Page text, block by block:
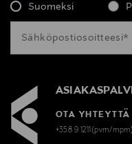
Suomeksi
OTA YHTEYTTÄ
+358 9 1211(pvm/mpm)